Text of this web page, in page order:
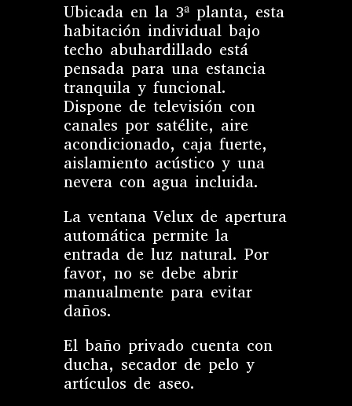
Ubicada en la 3ª planta, esta
habitación individual bajo
techo abuhardillado está
pensada para una estancia
tranquila y funcional.
Dispone de televisión con
canales por satélite, aire
acondicionado, caja fuerte,
aislamiento acústico y una
nevera con agua incluida.
La ventana Velux de apertura
automática permite la
entrada de luz natural. Por
favor, no se debe abrir
manualmente para evitar
daños.
El baño privado cuenta con
ducha, secador de pelo y
artículos de aseo.